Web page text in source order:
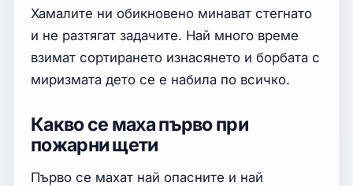
Хамалите ни обикновено минават стегнато
и не разтягат задачите. Най много време
взимат сортирането изнасянето и борбата с
миризмата дето се е набила по всичко.
Какво се маха първо при
пожарни щети
Първо се махат най опасните и най